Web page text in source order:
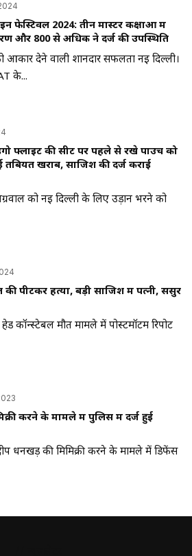
फेस्टिवल 2024: तीन मास्टर कक्षाओं में
और 800 से अधिक ने दर्ज की उपस्थिति
आकार देने वाली शानदार सफलता नई दिल्ली।
के...
फ्लाइट की सीट पर पहले से रखे पाउच को
खराब, साजिश की दर्ज कराई
को नई दिल्ली के लिए उड़ान भरने को
की पीटकर हत्या, बड़ी साजिश में पत्नी, ससुर
कॉन्स्टेबल मौत मामले में पोस्टमॉर्टम रिपोर्ट
करने के मामले में पुलिस में दर्ज हुई
धनखड़ की मिमिक्री करने के मामले में डिफेंस